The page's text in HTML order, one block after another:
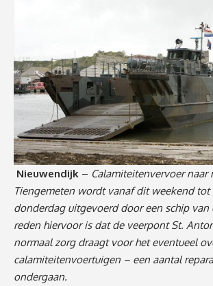
Nieuwendijk – Calamiteitenvervoer naar
Tiengemeten wordt vanaf dit weekend tot
donderdag uitgevoerd door een schip van
reden hiervoor is dat de veerpont St.
normaal zorg draagt voor het eventueel
calamiteitenvoertuigen – een aantal
ondergaan.